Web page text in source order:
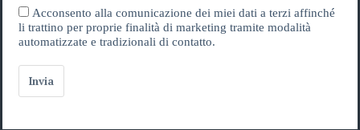
Acconsento alla comunicazione dei miei dati a terzi affinché
li trattino per proprie finalità di marketing tramite modalità
automatizzate e tradizionali di contatto.
Invia